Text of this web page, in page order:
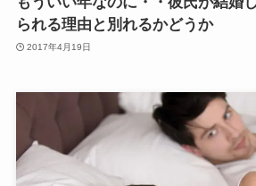
られる理由と別れるかどうか
2017年4月19日